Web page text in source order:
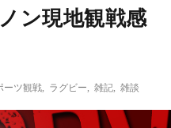
ン
ン
マャホ
ン現地観戦感
ーツ観戦 ラグビー 雑記 雑談